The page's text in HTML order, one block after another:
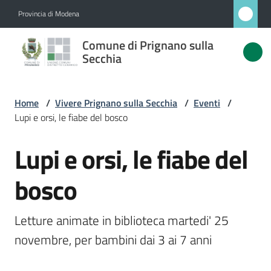
Provincia di Modena
Comune di Prignano sulla
Secchia
Comune
di
sulla
Secchia
Amministrazione
Novità
Home / Vivere Prignano sulla Secchia / Eventi /
Lupi e orsi, le fiabe del bosco
Salta al contenuto
Lupi e orsi, le fiabe del
bosco
Letture animate in biblioteca martedi' 25
novembre, per bambini dai 3 ai 7 anni